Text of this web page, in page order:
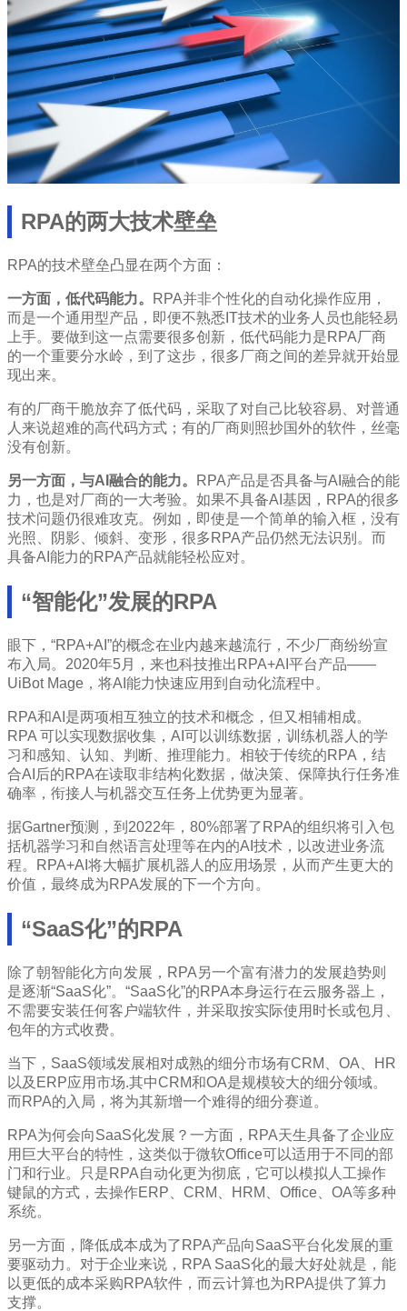
RPA的两大技术壁垒
RPA的技术壁垒凸显在两个方面：
一方面，低代码能力。
RPA并非个性化的自动化操作应用，
而是一个通用型产品，即便不熟悉IT技术的业务人员也能轻易
上手。要做到这一点需要很多创新，低代码能力是RPA厂商
的一个重要分水岭，到了这步，很多厂商之间的差异就开始显
现出来。
有的厂商干脆放弃了低代码，采取了对自己比较容易、对普通
人来说超难的高代码方式；有的厂商则照抄国外的软件，丝毫
没有创新。
另一方面，与AI融合的能力。
RPA产品是否具备与AI融合的能
力，也是对厂商的一大考验。如果不具备AI基因，RPA的很多
技术问题仍很难攻克。例如，即使是一个简单的输入框，没有
光照、阴影、倾斜、变形，很多RPA产品仍然无法识别。而
具备AI能力的RPA产品就能轻松应对。
“智能化”发展的RPA
眼下，“RPA+AI”的概念在业内越来越流行，不少厂商纷纷宣
布入局。2020年5月，来也科技推出RPA+AI平台产品——
UiBot Mage，将AI能力快速应用到自动化流程中。
RPA和AI是两项相互独立的技术和概念，但又相辅相成。
RPA 可以实现数据收集，AI可以训练数据，训练机器人的学
习和感知、认知、判断、推理能力。相较于传统的RPA，结
合AI后的RPA在读取非结构化数据，做决策、保障执行任务准
确率，衔接人与机器交互任务上优势更为显著。
据Gartner预测，到2022年，80%部署了RPA的组织将引入包
括机器学习和自然语言处理等在内的AI技术，以改进业务流
程。RPA+AI将大幅扩展机器人的应用场景，从而产生更大的
价值，最终成为RPA发展的下一个方向。
“SaaS化”的RPA
除了朝智能化方向发展，RPA另一个富有潜力的发展趋势则
是逐渐“SaaS化”。“SaaS化”的RPA本身运行在云服务器上，
不需要安装任何客户端软件，并采取按实际使用时长或包月、
包年的方式收费。
当下，SaaS领域发展相对成熟的细分市场有CRM、OA、HR
以及ERP应用市场.其中CRM和OA是规模较大的细分领域。
而RPA的入局，将为其新增一个难得的细分赛道。
RPA为何会向SaaS化发展？一方面，RPA天生具备了企业应
用巨大平台的特性，这类似于微软Office可以适用于不同的部
门和行业。只是RPA自动化更为彻底，它可以模拟人工操作
键鼠的方式，去操作ERP、CRM、HRM、Office、OA等多种
系统。
另一方面，降低成本成为了RPA产品向SaaS平台化发展的重
要驱动力。对于企业来说，RPA SaaS化的最大好处就是，能
以更低的成本采购RPA软件，而云计算也为RPA提供了算力
支撑。